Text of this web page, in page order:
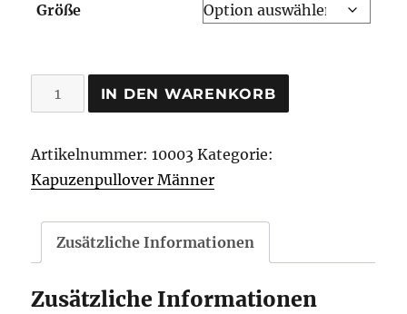
Größe
wählt
Odin
Menge
IN DEN WARENKORB
Artikelnummer:10003 Kategorie:
Kapuzenpullover Männer
Zusätzliche Informationen
Zusätzliche Informationen